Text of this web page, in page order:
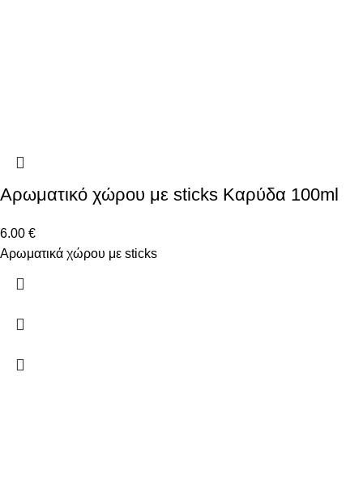
Αρωματικό χώρου με sticks Καρύδα 100ml
6.00 €
Αρωματικά χώρου με sticks